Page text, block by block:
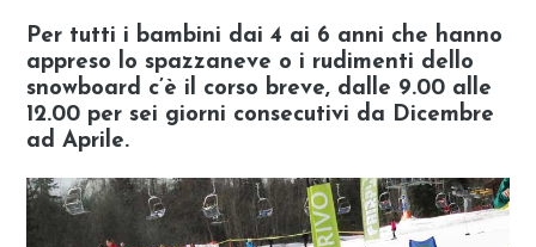
Per tutti i bambini dai 4 ai 6 anni che hanno
appreso lo spazzaneve o i rudimenti dello
snowboard c’è il corso breve, dalle 9.00 alle
12.00 per sei giorni consecutivi da Dicembre
ad Aprile.